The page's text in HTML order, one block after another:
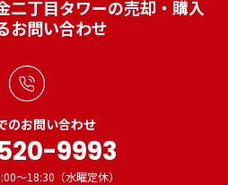
二丁目タワーの売却・購入
お問い合わせ
のお問い合わせ
9993
～18:30（水曜定休）